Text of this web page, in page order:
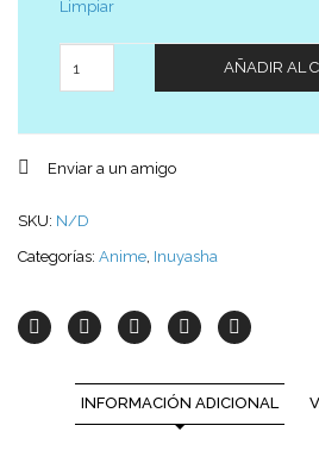
Limpiar
AÑADIR AL
Enviar a un amigo
SKU: N/D
Categorías: Anime, Inuyasha
INFORMACIÓN ADICIONAL